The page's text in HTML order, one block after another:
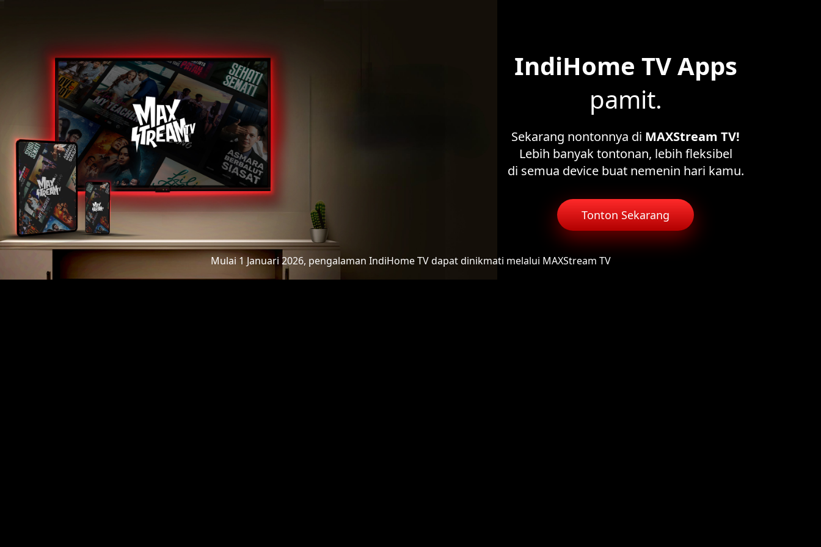
IndiHome TV Apps
pamit.
Sekarang nontonnya di MAXStream TV!
Lebih banyak tontonan, lebih fleksibel
di semua device buat nemenin hari kamu.
Tonton Sekarang
Mulai 1 Januari 2026, pengalaman IndiHome TVdapat dinikmati melalui MAXStream TV